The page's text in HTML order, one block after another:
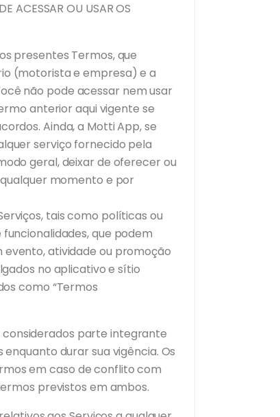
ACESSAR OU USAR OS
presentes Termos, que
(motorista e empresa) e a
não pode acessar nem usar
anterior aqui vigente se
Ainda, a Motti App, se
serviço fornecido pela
geral, deixar de oferecer ou
momento e por
tais como políticas ou
que podem
atividade ou promoção
no aplicativo e sítio
como “Termos
considerados parte integrante
durar sua vigência. Os
em caso de conflito com
previstos em ambos.